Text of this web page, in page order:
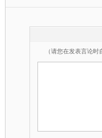
（请您在发表言论